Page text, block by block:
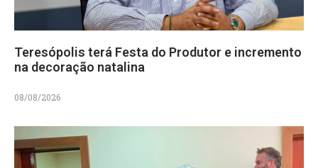
Teresópolis terá Festa do Produtor e incremento
na decoração natalina
08/08/2026